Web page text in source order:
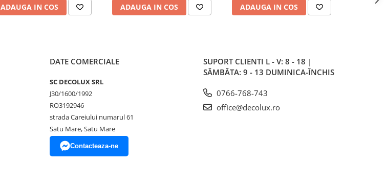
ADAUGA IN COS ADAUGA IN COS ADAUGA IN COS
DATE COMERCIALE
SC DECOLUX SRL
J30/1600/1992
RO3192946
strada Careiului numarul 61
Satu Mare, Satu Mare
Contacteaza-ne
SUPORT CLIENTI L - V: 8 - 18 |
SÂMBĂTA: 9 - 13 DUMINICA-ÎNCHIS
0766-768-743
office@decolux.ro